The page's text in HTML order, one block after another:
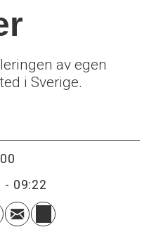
av egen
i Sverige.
- 09:22